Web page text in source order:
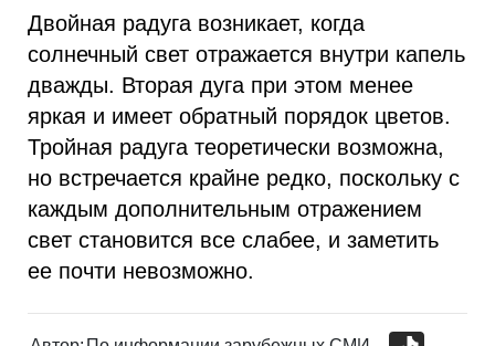
Двойная радуга возникает, когда
солнечный свет отражается внутри капель
дважды. Вторая дуга при этом менее
яркая и имеет обратный порядок цветов.
Тройная радуга теоретически возможна,
но встречается крайне редко, поскольку с
каждым дополнительным отражением
свет становится все слабее, и заметить
ее почти невозможно.